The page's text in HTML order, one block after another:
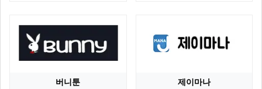
버니툰 제이마나